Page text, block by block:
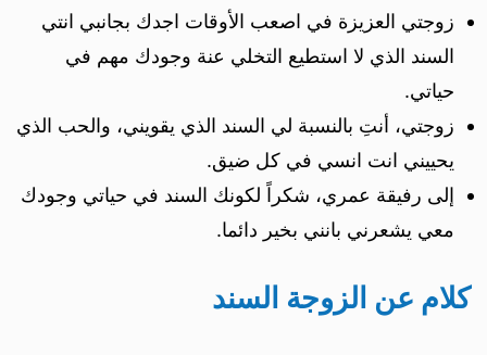
زوجتي العزيزة في اصعب الأوقات اجدك بجانبي انتي
السند الذي لا استطيع التخلي عنة وجودك مهم في
حياتي.
زوجتي، أنتِ بالنسبة لي السند الذي يقويني، والحب الذي
يحييني انت انسي في كل ضيق.
إلى رفيقة عمري، شكراً لكونك السند في حياتي وجودك
معي يشعرني بانني بخير دائما.
كلام عن الزوجة السند